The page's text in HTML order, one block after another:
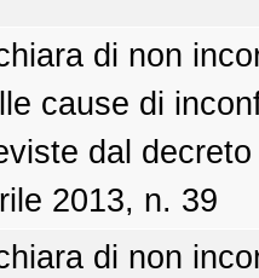
di non
cause di
dal
2013, n. 39
di non